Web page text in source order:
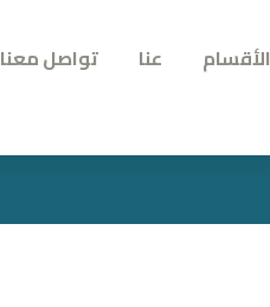
الأقسام عنا تواصل معنا